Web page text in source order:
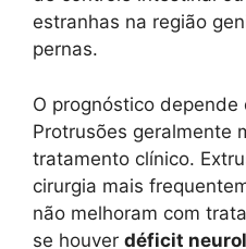
estranhas na região
pernas.
O prognóstico
Protrusões geralmente
tratamento clínico.
cirurgia mais
não melhoram com
se houver déficit